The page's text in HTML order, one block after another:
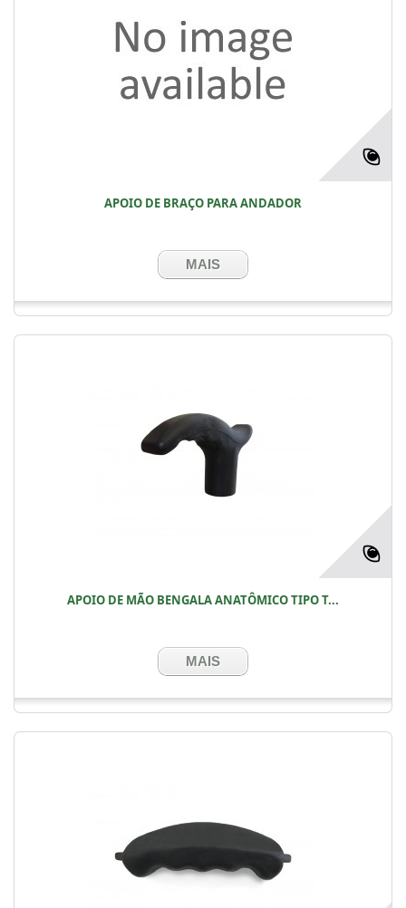
APOIO DE BRAÇO PARA ANDADOR
MAIS
APOIO DE MÃO BENGALA ANATÔMICO TIPO T...
MAIS